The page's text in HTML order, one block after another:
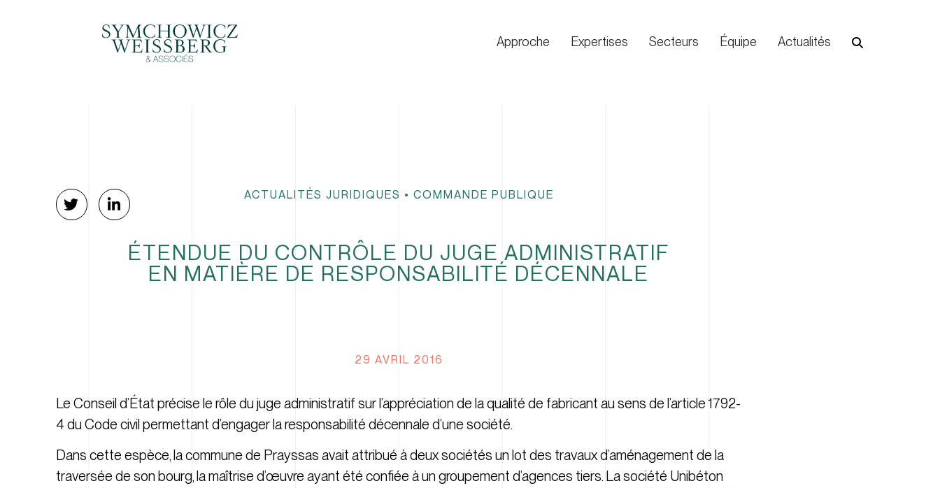
Approche Expertises Secteurs Équipe Actualités
ACTUALITÉS JURIDIQUES • COMMANDE PUBLIQUE
ÉTENDUE DU CONTRÔLE DU JUGE ADMINISTRATIF
EN MATIÈRE DE RESPONSABILITÉ DÉCENNALE
29 AVRIL 2016
Le Conseil d’État précise le rôle du juge administratif sur l’appréciation de la qualité de fabricant au sens de l’article 1792-
4 du Code civil permettant d’engager la responsabilité décennale d’une société.
Dans cette espèce, la commune de Prayssas avait attribué à deux sociétés un lot des travaux d’aménagement de la
traversée de son bourg, la maîtrise d’œuvre ayant été confiée à un groupement d’agences tiers. La société Unibéton